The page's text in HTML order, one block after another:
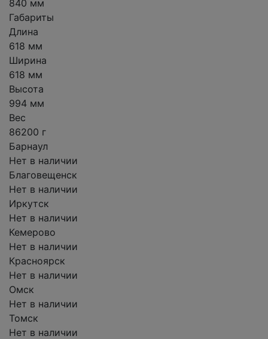
840 мм
Габариты
Длина
618 мм
Ширина
618 мм
Высота
994 мм
Вес
86200 г
Барнаул
Нет в наличии
Благовещенск
Нет в наличии
Иркутск
Нет в наличии
Кемерово
Нет в наличии
Красноярск
Нет в наличии
Омск
Нет в наличии
Томск
Нет в наличии